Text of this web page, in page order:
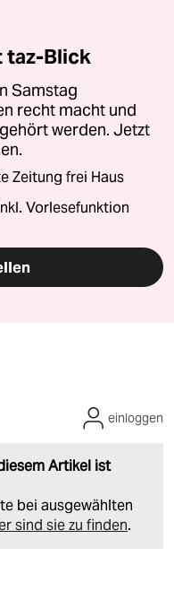
taz-Blick
Samstag
recht macht und
werden. Jetzt
Zeitung frei Haus
Vorlesefunktion
Artikel ist
bei ausgewählten
sind sie zu finden.
einloggen